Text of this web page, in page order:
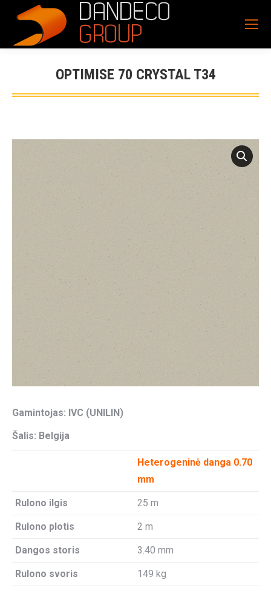
OPTIMISE 70 CRYSTAL T34
Gamintojas: IVC (UNILIN)
Šalis: Belgija
Heterogeninė danga 0.70
mm
Rulono ilgis 25 m
Rulono plotis 2 m
Dangos storis 3.40 mm
Rulono svoris 149 kg